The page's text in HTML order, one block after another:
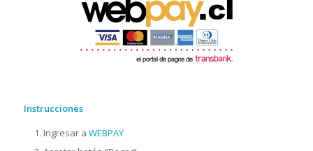
Instrucciones
Ingresar a WEBPAY